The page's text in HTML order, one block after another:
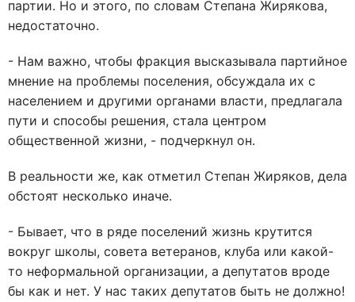
партии. Но и этого, по словам Степана Жирякова,
недостаточно.
- Нам важно, чтобы фракция высказывала партийное
мнение на проблемы поселения, обсуждала их с
населением и другими органами власти, предлагала
пути и способы решения, стала центром
общественной жизни, - подчеркнул он.
В реальности же, как отметил Степан Жиряков, дела
обстоят несколько иначе.
- Бывает, что в ряде поселений жизнь крутится
вокруг школы, совета ветеранов, клуба или какой-
то неформальной организации, а депутатов вроде
бы как и нет. У нас таких депутатов быть не должно!